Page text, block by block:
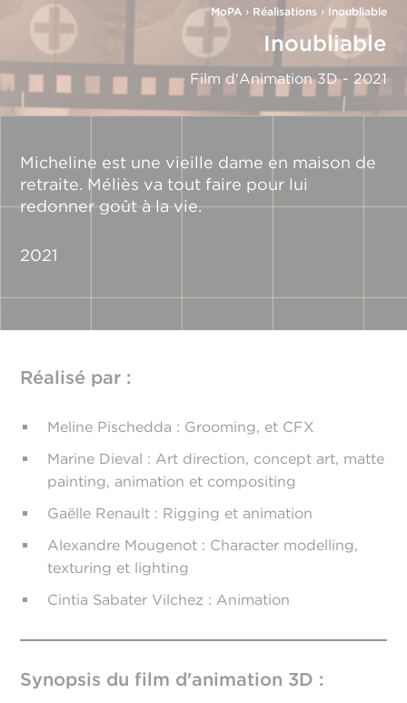
MoPA› Réalisations› Inoubliable
Inoubliable
Film d'Animation 3D - 2021
​Micheline est une vieille dame en maison de
retraite. Méliès va tout faire pour lui
redonner goût à la vie.
2021
Réalisé par :
Meline Pischedda : Grooming, et CFX
Marine Dieval : Art direction, concept art, matte
painting, animation et compositing
Gaëlle Renault : Rigging et animation
Alexandre Mougenot : Character modelling,
texturing et lighting
Cintia Sabater Vilchez : Animation
Synopsis du film d'animation 3D :